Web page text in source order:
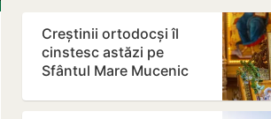
Creștinii ortodocși îl
cinstesc astăzi pe
Sfântul Mare Mucenic